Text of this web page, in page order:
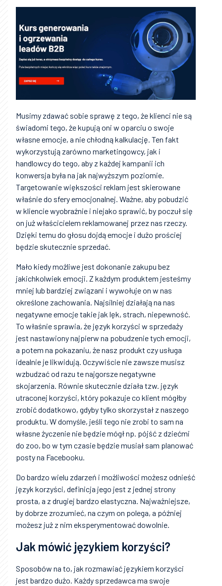
Musimy zdawać sobie sprawę z tego, że klienci nie są
świadomi tego, że kupują oni w oparciu o swoje
własne emocje, a nie chłodną kalkulację. Ten fakt
wykorzystują zarówno marketingowcy, jak i
handlowcy do tego, aby z każdej kampanii ich
konwersja była na jak najwyższym poziomie.
Targetowanie większości reklam jest skierowane
właśnie do sfery emocjonalnej. Ważne, aby pobudzić
w kliencie wyobraźnie i niejako sprawić, by poczuł się
on już właścicielem reklamowanej przez nas rzeczy.
Dzięki temu do głosu dojdą emocje i dużo prościej
będzie skutecznie sprzedać.
Mało kiedy możliwe jest dokonanie zakupu bez
jakichkolwiek emocji. Z każdym produktem jesteśmy
mniej lub bardziej związani i wywołuje on w nas
określone zachowania. Najsilniej działają na nas
negatywne emocje takie jak lęk, strach, niepewność.
To właśnie sprawia, że język korzyści w sprzedaży
jest nastawiony najpierw na pobudzenie tych emocji,
a potem na pokazaniu, że nasz produkt czy usługa
idealnie je likwidują. Oczywiście nie zawsze musisz
wzbudzać od razu te najgorsze negatywne
skojarzenia. Równie skutecznie działa tzw. język
utraconej korzyści, który pokazuje co klient mógłby
zrobić dodatkowo, gdyby tylko skorzystał z naszego
produktu. W domyśle, jeśli tego nie zrobi to sam na
własne życzenie nie będzie mógł np. pójść z dziećmi
do zoo, bo w tym czasie będzie musiał sam planować
posty na Facebooku.
Do bardzo wielu zdarzeń i możliwości możesz odnieść
język korzyści, definicja jego jest z jednej strony
prosta, a z drugiej bardzo elastyczna. Najważniejsze,
by dobrze zrozumieć, na czym on polega, a później
możesz już z nim eksperymentować dowolnie.
Jak mówić językiem korzyści?
Sposobów na to, jak rozmawiać językiem korzyści
jest bardzo dużo. Każdy sprzedawca ma swoje